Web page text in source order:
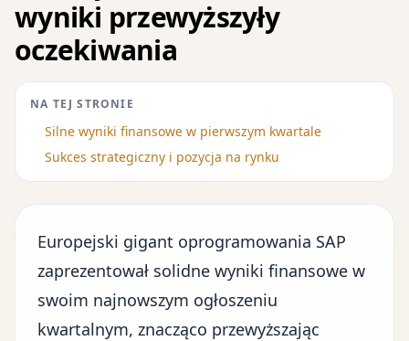
wyniki przewyższyły
oczekiwania
NA TEJ STRONIE
Silne wyniki finansowe w pierwszym kwartale
Sukces strategiczny i pozycja na rynku
Europejski gigant oprogramowania SAP
zaprezentował solidne wyniki finansowe w
swoim najnowszym ogłoszeniu
kwartalnym, znacząco przewyższając